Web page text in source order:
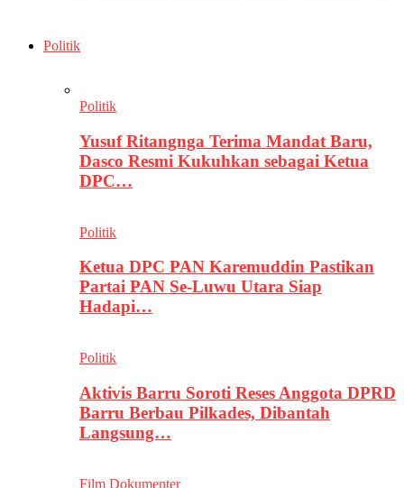
Politik
Politik
Yusuf Ritangnga Terima Mandat Baru,
Dasco Resmi Kukuhkan sebagai Ketua
DPC…
Politik
Ketua DPC PAN Karemuddin Pastikan
Partai PAN Se-Luwu Utara Siap
Hadapi…
Politik
Aktivis Barru Soroti Reses Anggota DPRD
Barru Berbau Pilkades, Dibantah
Langsung…
Film Dokumenter